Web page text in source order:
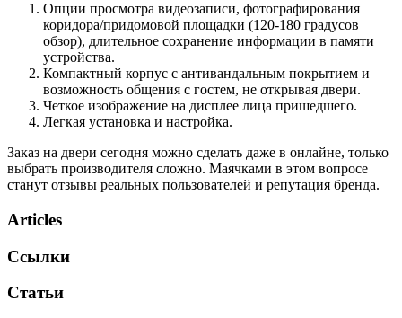
Опции просмотра видеозаписи, фотографирования
коридора/придомовой площадки (120-180 градусов
обзор), длительное сохранение информации в памяти
устройства.
Компактный корпус с антивандальным покрытием и
возможность общения с гостем, не открывая двери.
Четкое изображение на дисплее лица пришедшего.
Легкая установка и настройка.
Заказ на двери сегодня можно сделать даже в онлайне, только
выбрать производителя сложно. Маячками в этом вопросе
станут отзывы реальных пользователей и репутация бренда.
Articles
Ссылки
Статьи